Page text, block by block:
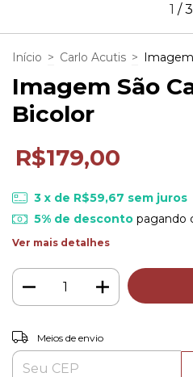
1 /3
Início > Carlo Acutis >
Imagem São
Bicolor
R$179,00
3 x de R$59,67 sem juros
5% de descontopagando
Ver mais detalhes
Entregas para o CEP:
Meios de envio